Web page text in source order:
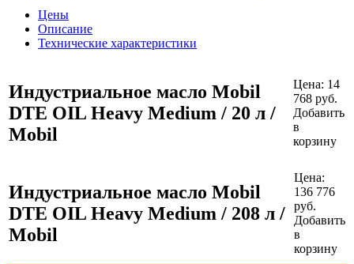
Цены
Описание
Технические характеристики
Индустриальное масло Mobil
DTE OIL Heavy Medium / 20 л /
Mobil
Цена: 14
768 руб.
Добавить
в
корзину
Индустриальное масло Mobil
DTE OIL Heavy Medium / 208 л /
Mobil
Цена:
136 776
руб.
Добавить
в
корзину